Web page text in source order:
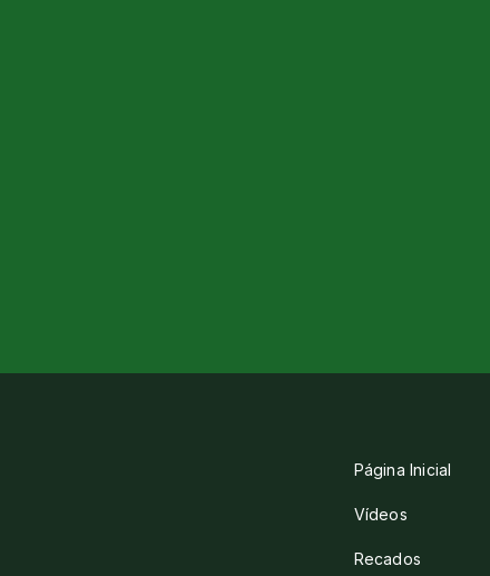
Página Inicial
Vídeos
Recados